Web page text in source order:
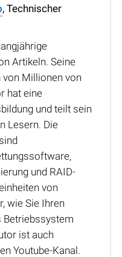
, Technischer
Artikeln. Seine
Millionen von
hat eine
und teilt sein
Lesern. Die
und RAID-
von
wie Sie Ihren
Betriebssystem
ist auch
Youtube-Kanal.